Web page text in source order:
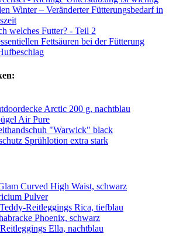
Winter – Veränderter Fütterungsbedarf in
welches Futter? - Teil 2
Fettsäuren bei der Fütterung
Arctic 200 g, nachtblau
Air Pure
"Warwick" black
Sprühlotion extra stark
Curved High Waist, schwarz
Pulver
Reitleggings Rica, tiefblau
Phoenix, schwarz
Ella, nachtblau